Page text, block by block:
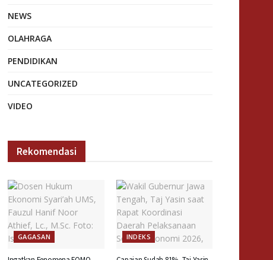
NEWS
OLAHRAGA
PENDIDIKAN
UNCATEGORIZED
VIDEO
Rekomendasi
GAGASAN INDEKS